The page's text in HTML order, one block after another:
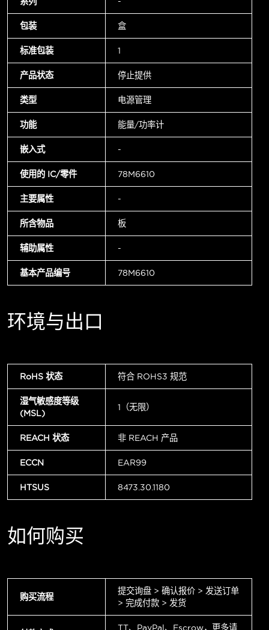
包装 盒
标准包装 1
产品状态 停止提供
类型 电源管理
功能 能量/功率计
嵌入式 -
使用的 IC/零件 78M6610
主要属性 -
所含物品 板
辅助属性 -
基本产品编号 78M6610
环境与出口
RoHS 状态 符合 ROHS3 规范
湿气敏感度等级
(MSL)
1（无限）
REACH 状态 非 REACH 产品
ECCN EAR99
HTSUS 8473.30.1180
如何购买
购买流程
提交询盘 > 确认报价 > 发送订单
> 完成付款 > 发货
TT、PayPal、Escrow，更多请